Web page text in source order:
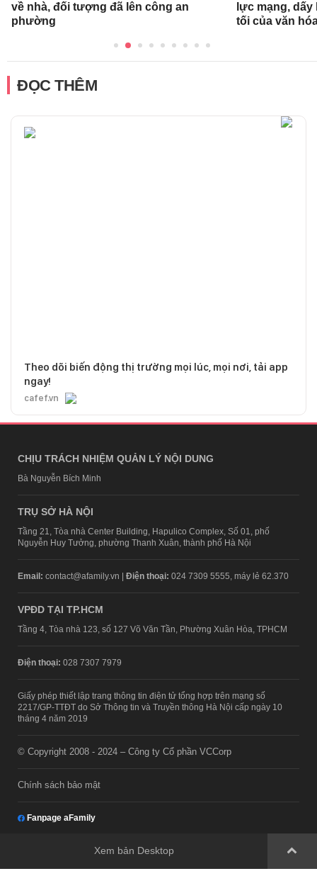
về nhà, đối tượng đã lên công an
phường
lực mạng,
tối của văn
ĐỌC THÊM
Theo dõi biến động thị trường mọi lúc, mọi nơi, tải app
ngay!
cafef.vn
CHỊU TRÁCH NHIỆM QUẢN LÝ NỘI DUNG
Bà Nguyễn Bích Minh
TRỤ SỞ HÀ NỘI
Tầng 21, Tòa nhà Center Building, Hapulico Complex, Số 01, phố
Nguyễn Huy Tưởng, phường Thanh Xuân, thành phố Hà Nội
Email: contact@afamily.vn | Điện thoại: 024 7309 5555, máy lẻ 62.370
VPĐD TẠI TP.HCM
Tầng 4, Tòa nhà 123, số 127 Võ Văn Tần, Phường Xuân Hòa, TPHCM
Điện thoại: 028 7307 7979
Giấy phép thiết lập trang thông tin điện tử tổng hợp trên mạng số
2217/GP-TTĐT do Sở Thông tin và Truyền thông Hà Nội cấp ngày 10
tháng 4 năm 2019
© Copyright 2008 - 2024 – Công ty Cổ phần VCCorp
Chính sách bảo mật
Fanpage aFamily
Xem bản Desktop